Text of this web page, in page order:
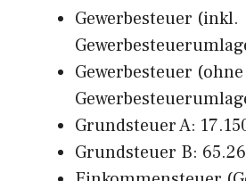
Gewerbesteuer (inkl.
Gewerbesteuer (ohne
Grundsteuer A:
Grundsteuer B: